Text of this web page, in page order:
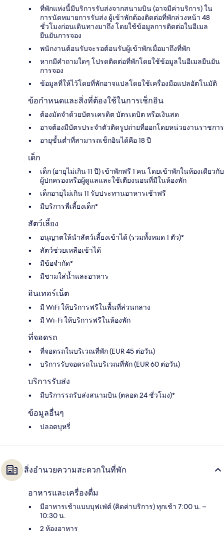
ที่พักแห่งนี้มีบริการรับส่งจากสนามบิน (อาจมีค่าบริการ) ใน
การนัดหมายการรับส่ง ผู้เข้าพักต้องติดต่อที่พักล่วงหน้า 48
ชั่วโมงก่อนเดินทางมาถึง โดยใช้ข้อมูลการติดต่อในอีเมล
ยืนยันการจอง
พนักงานต้อนรับจะรอต้อนรับผู้เข้าพักเมื่อมาถึงที่พัก
หากมีคำถามใดๆ โปรดติดต่อที่พักโดยใช้ข้อมูลในอีเมลยืนยัน
การจอง
ข้อมูลที่ให้ไว้โดยที่พักอาจแปลโดยใช้เครื่องมือแปลอัตโนมัติ
ข้อกำหนดและสิ่งที่ต้องใช้ในการเช็กอิน
ต้องมัดจำด้วยบัตรเครดิต บัตรเดบิต หรือเงินสด
อาจต้องมีบัตรประจำตัวติดรูปถ่ายที่ออกโดยหน่วยงานราชการ
อายุขั้นต่ำที่สามารถเช็กอินได้คือ 18 ปี
เด็ก
เด็ก (อายุไม่เกิน 11 ปี) เข้าพักฟรี 1 คน โดยเข้าพักในห้องเดียวกับ
ผู้ปกครองหรือผู้ดูแลและใช้เตียงนอนที่มีในห้องพัก
เด็กอายุไม่เกิน 11 รับประทานอาหารเช้าฟรี
มีบริการพี่เลี้ยงเด็ก*
สัตว์เลี้ยง
อนุญาตให้นำสัตว์เลี้ยงเข้าได้ (รวมทั้งหมด 1 ตัว)*
สัตว์ช่วยเหลือเข้าได้
มีข้อจำกัด*
มีชามใส่น้ำและอาหาร
อินเทอร์เน็ต
มี WiFi ให้บริการฟรีในพื้นที่ส่วนกลาง
มี Wi-Fi ให้บริการฟรีในห้องพัก
ที่จอดรถ
ที่จอดรถในบริเวณที่พัก (EUR 45 ต่อวัน)
บริการรับจอดรถในบริเวณที่พัก (EUR 60 ต่อวัน)
บริการรับส่ง
มีบริการรถรับส่งสนามบิน (ตลอด 24 ชั่วโมง)*
ข้อมูลอื่นๆ
ปลอดบุหรี่
สิ่งอำนวยความสะดวกในที่พัก
อาหารและเครื่องดื่ม
มีอาหารเช้าแบบบุฟเฟ่ต์ (คิดค่าบริการ) ทุกเช้า 7:00 น. –
10:30 น.
2 ห้องอาหาร